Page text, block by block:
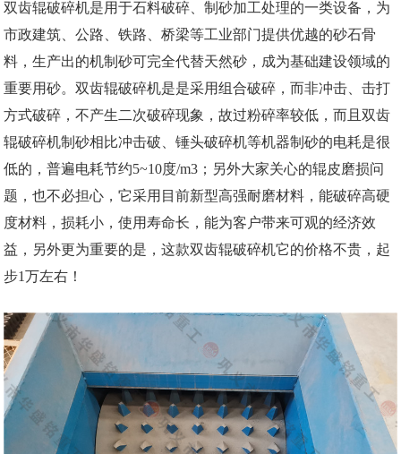
双齿辊破碎机是用于石料破碎、制砂加工处理的一类设备，为
市政建筑、公路、铁路、桥梁等工业部门提供优越的砂石骨
料，生产出的机制砂可完全代替天然砂，成为基础建设领域的
重要用砂。双齿辊破碎机是是采用组合破碎，而非冲击、击打
方式破碎，不产生二次破碎现象，故过粉碎率较低，而且双齿
辊破碎机制砂相比冲击破、锤头破碎机等机器制砂的电耗是很
低的，普遍电耗节约5~10度/m3；另外大家关心的辊皮磨损问
题，也不必担心，它采用目前新型高强耐磨材料，能破碎高硬
度材料，损耗小，使用寿命长，能为客户带来可观的经济效
益，另外更为重要的是，这款双齿辊破碎机它的价格不贵，起
步1万左右！